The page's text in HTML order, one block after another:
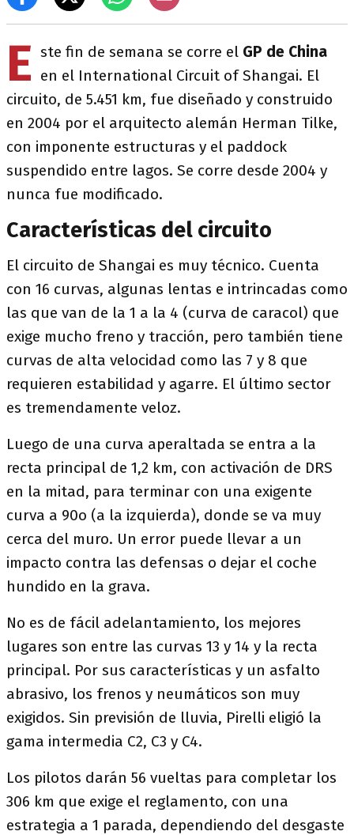
E ste fin de semana se corre el GP de China
en el International Circuit of Shangai. El
circuito, de 5.451 km, fue diseñado y construido
en 2004 por el arquitecto alemán Herman Tilke,
con imponente estructuras y el paddock
suspendido entre lagos. Se corre desde 2004 y
nunca fue modificado.
Características del circuito
El circuito de Shangai es muy técnico. Cuenta
con 16 curvas, algunas lentas e intrincadas como
las que van de la 1 a la 4 (curva de caracol) que
exige mucho freno y tracción, pero también tiene
curvas de alta velocidad como las 7 y 8 que
requieren estabilidad y agarre. El último sector
es tremendamente veloz.
Luego de una curva aperaltada se entra a la
recta principal de 1,2 km, con activación de DRS
en la mitad, para terminar con una exigente
curva a 90o (a la izquierda), donde se va muy
cerca del muro. Un error puede llevar a un
impacto contra las defensas o dejar el coche
hundido en la grava.
No es de fácil adelantamiento, los mejores
lugares son entre las curvas 13 y 14 y la recta
principal. Por sus características y un asfalto
abrasivo, los frenos y neumáticos son muy
exigidos. Sin previsión de lluvia, Pirelli eligió la
gama intermedia C2, C3 y C4.
Los pilotos darán 56 vueltas para completar los
306 km que exige el reglamento, con una
estrategia a 1 parada, dependiendo del desgaste